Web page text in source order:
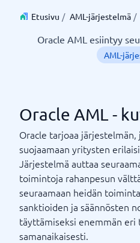
Etusivu / AML-järjestelmä /
Oracle AML esiintyy
AML-
Oracle AML -
Oracle tarjoaa
suojaamaan yritysten
Järjestelmä auttaa
toimintoja rahanpesun
seuraamaan heidän
sanktioiden ja säännösten
täyttämiseksi enemmän
samanaikaisesti.